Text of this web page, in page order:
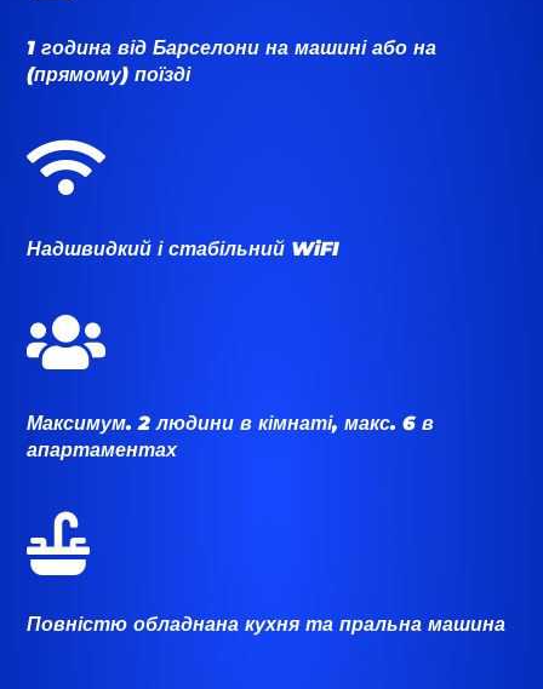
1 година від Барселони на машині або на
(прямому) поїзді

Надшвидкий і стабільний WiFI

Максимум. 2 людини в кімнаті, макс. 6 в
апартаментах

Повністю обладнана кухня та пральна машина